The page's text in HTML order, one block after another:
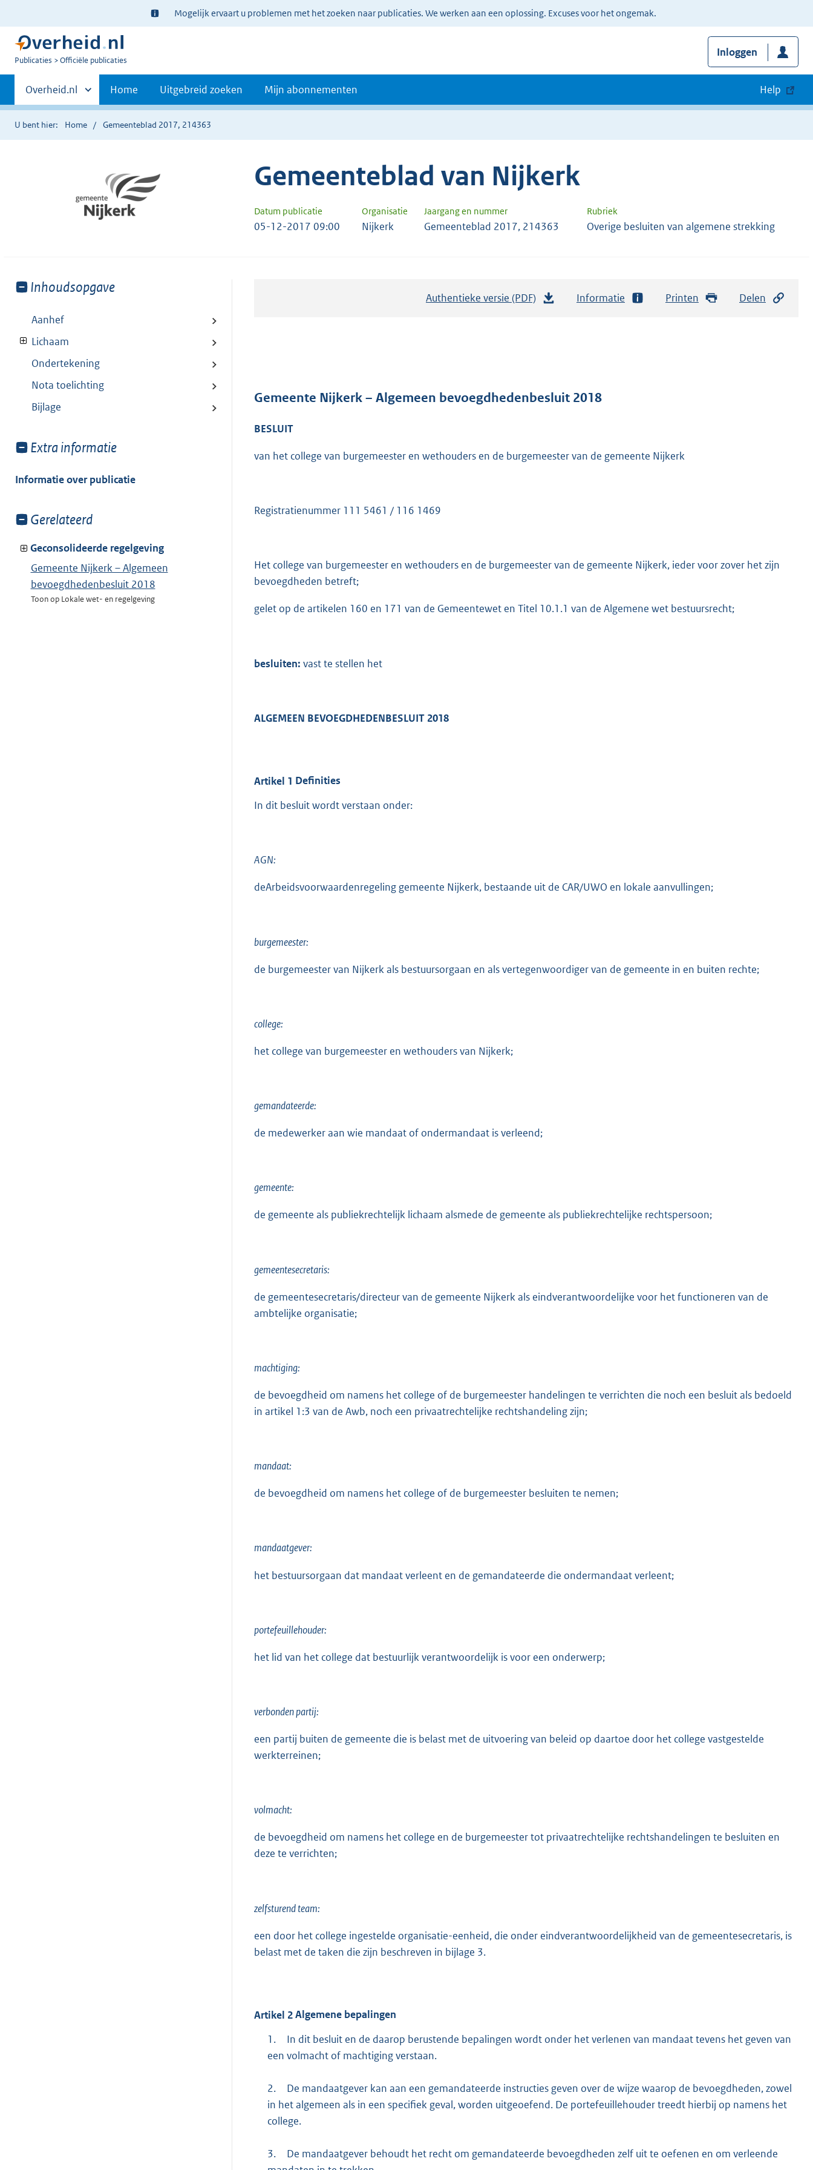
Ter
informatie:
Mogelijk ervaart u problemen met het zoeken naar publicaties. We werken aan een oplossing. Excuses voor het ongemak.
U
Publicaties Officiële publicaties
Inloggen
Primaire
navigatie
Andere
sites
binnen
Overheid.nl Home Uitgebreid zoeken Mijn abonnementen Help
U bent hier: Home Gemeenteblad 2017, 214363
Gemeenteblad van Nijkerk
Datum publicatie Organisatie Jaargang en nummer Rubriek
05-12-2017 09:00 Nijkerk Gemeenteblad 2017, 214363 Overige besluiten van algemene strekking
Toon
van:
Inhoudsopgave
Aanhef
Lichaam
Ondertekening
Nota toelichting
Bijlage
Toon
van:
Extra informatie
Informatie over publicatie
Toon
van:
Gerelateerd
Geconsolideerde regelgeving
Gemeente Nijkerk – Algemeen
bevoegdhedenbesluit 2018
Toon op Lokale wet- en regelgeving
Authentieke versie (PDF)
d
o
6
K
Informatie Printen Delen
Gemeente Nijkerk – Algemeen bevoegdhedenbesluit 2018
BESLUIT
van het college van burgemeester en wethouders en de burgemeester van de gemeente Nijkerk
Registratienummer 111 5461 / 116 1469
Het college van burgemeester en wethouders en de burgemeester van de gemeente Nijkerk, ieder voor zover het zijn
bevoegdheden betreft;
gelet op de artikelen 160 en 171 van de Gemeentewet en Titel 10.1.1 van de Algemene wet bestuursrecht;
besluiten: vast te stellen het
ALGEMEEN BEVOEGDHEDENBESLUIT 2018
Artikel 1 Definities
In dit besluit wordt verstaan onder:
AGN:
deArbeidsvoorwaardenregeling gemeente Nijkerk, bestaande uit de CAR/UWO en lokale aanvullingen;
burgemeester:
de burgemeester van Nijkerk als bestuursorgaan en als vertegenwoordiger van de gemeente in en buiten rechte;
college:
het college van burgemeester en wethouders van Nijkerk;
gemandateerde:
de medewerker aan wie mandaat of ondermandaat is verleend;
gemeente:
de gemeente als publiekrechtelijk lichaam alsmede de gemeente als publiekrechtelijke rechtspersoon;
gemeentesecretaris:
de gemeentesecretaris/directeur van de gemeente Nijkerk als eindverantwoordelijke voor het functioneren van de
ambtelijke organisatie;
machtiging:
de bevoegdheid om namens het college of de burgemeester handelingen te verrichten die noch een besluit als bedoeld
in artikel 1:3 van de Awb, noch een privaatrechtelijke rechtshandeling zijn;
mandaat:
de bevoegdheid om namens het college of de burgemeester besluiten te nemen;
mandaatgever:
het bestuursorgaan dat mandaat verleent en de gemandateerde die ondermandaat verleent;
portefeuillehouder:
het lid van het college dat bestuurlijk verantwoordelijk is voor een onderwerp;
verbonden partij:
een partij buiten de gemeente die is belast met de uitvoering van beleid op daartoe door het college vastgestelde
werkterreinen;
volmacht:
de bevoegdheid om namens het college en de burgemeester tot privaatrechtelijke rechtshandelingen te besluiten en
deze te verrichten;
zelfsturend team:
een door het college ingestelde organisatie-eenheid, die onder eindverantwoordelijkheid van de gemeentesecretaris, is
belast met de taken die zijn beschreven in bijlage 3.
Artikel 2Algemene bepalingen
1.
In dit besluit en de daarop berustende bepalingen wordt onder het verlenen van mandaat tevens het geven van
een volmacht of machtiging verstaan.
2.
De mandaatgever kan aan een gemandateerde instructies geven over de wijze waarop de bevoegdheden, zowel
in het algemeen als in een specifiek geval, worden uitgeoefend. De portefeuillehouder treedt hierbij op namens het
college.
3.
De mandaatgever behoudt het recht om gemandateerde bevoegdheden zelf uit te oefenen en om verleende